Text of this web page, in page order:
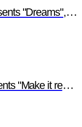
a digital short film
a digital short film